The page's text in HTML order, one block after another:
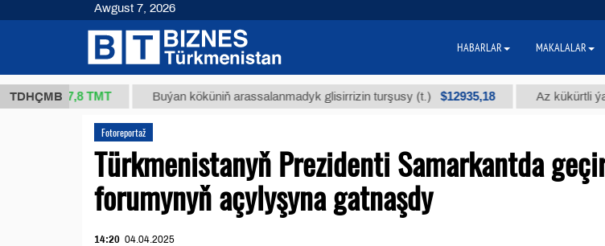
TDHÇMB
37,8 ТМТ Buýan köküniň arassalanmadyk glisirrizin turşusy (t.) $12935,18 Az kükürtli ýakyş
Fotoreportaž
Türkmenistanyň Prezidenti Samarkantda
forumynyň açylyşyna gatnaşdy
14:20 04.04.2025
Awgust 7, 2026
HABARLAR MAKALALAR